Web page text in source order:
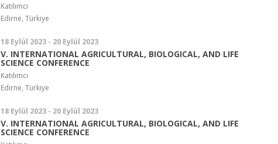
Katılımcı
Edirne, Türkiye
18 Eylül 2023 - 20 Eylül 2023
V. INTERNATIONAL AGRICULTURAL, BIOLOGICAL, AND LIFE
SCIENCE CONFERENCE
Katılımcı
Edirne, Türkiye
18 Eylül 2023 - 20 Eylül 2023
V. INTERNATIONAL AGRICULTURAL, BIOLOGICAL, AND LIFE
SCIENCE CONFERENCE